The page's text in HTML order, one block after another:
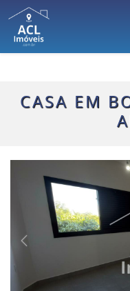
CASA EM